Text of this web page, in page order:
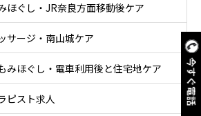
今すぐ電話
ほぐし・JR奈良方面移動後ケア
サージ・南山城ケア
みほぐし・電車利用後と住宅地ケア
ピスト求人